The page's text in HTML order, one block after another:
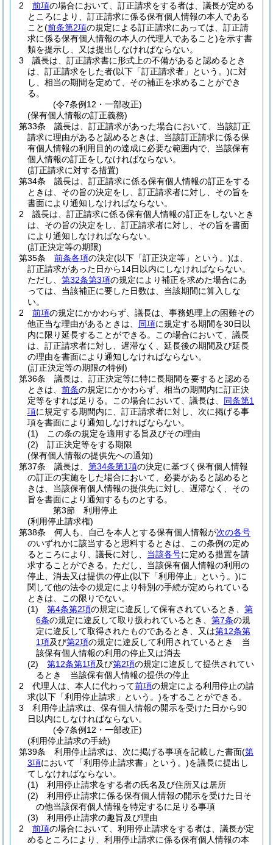
2
前項の場合において、訂正請求をする者は、議長が定める
ところにより、訂正請求に係る保有個人情報の本人である
こと(前条第2項の規定による訂正請求にあっては、訂正請
求に係る保有個人情報の本人の代理人であること)を示す書
類を提示し、又は提出しなければならない。
3
議長は、訂正請求書に形式上の不備があると認めるとき
は、訂正請求をした者(以下「訂正請求者」という。)に対
し、相当の期間を定めて、その補正を求めることができ
る。
(令7条例12・一部改正)
(保有個人情報の訂正義務)
第33条
議長は、訂正請求があった場合において、当該訂正
請求に理由があると認めるときは、当該訂正請求に係る保
有個人情報の利用目的の達成に必要な範囲内で、当該保有
個人情報の訂正をしなければならない。
(訂正請求に対する措置)
第34条
議長は、訂正請求に係る保有個人情報の訂正をする
ときは、その旨の決定をし、訂正請求者に対し、その旨を
書面により通知しなければならない。
2
議長は、訂正請求に係る保有個人情報の訂正をしないとき
は、その旨の決定をし、訂正請求者に対し、その旨を書面
により通知しなければならない。
(訂正決定等の期限)
第35条
前条各項の決定(以下「訂正決定等」という。)は、
訂正請求があった日から14日以内にしなければならない。
ただし、 第32条第3項の規定により補正を求めた場合にあ
っては、当該補正に要した日数は、当該期間に算入しな
い。
2
前項の規定にかかわらず、議長は、事務処理上の困難その
他正当な理由があるときは、 同項に規定する期間を30日以
内に限り延長することができる。
この場合において、議長
は、訂正請求者に対し、遅滞なく、延長後の期間及び延長
の理由を書面により通知しなければならない。
(訂正決定等の期限の特例)
第36条
議長は、訂正決定等に特に長期間を要すると認める
ときは、 前条の規定にかかわらず、相当の期間内に訂正決
定等をすれば足りる。
この場合において、議長は、 同条第1
項に規定する期間内に、訂正請求者に対し、次に掲げる事
項を書面により通知しなければならない。
(1)
この条の規定を適用する旨及びその理由
(2)
訂正決定等をする期限
(保有個人情報の提供先への通知)
第37条
議長は、 第34条第1項の決定に基づく保有個人情報
の訂正の実施をした場合において、必要があると認めると
きは、当該保有個人情報の提供先に対し、遅滞なく、その
旨を書面により通知するものとする。
第3節
利用停止
(利用停止請求権)
第38条
何人も、自己を本人とする保有個人情報が次の各号
のいずれかに該当すると思料するときは、この条例の定め
るところにより、議長に対し、 当該各号に定める措置を請
求することができる。 ただし、当該保有個人情報の利用の
停止、消去又は提供の停止(以下「利用停止」という。)に
関して他の法令の規定により特別の手続が定められている
ときは、この限りでない。
(1)
第4条第2項の規定に違反して保有されているとき、 第
6条の規定に違反して取り扱われているとき、 第7条の規
定に違反して取得されたものであるとき、又は第12条第
1項及び第2項の規定に違反して利用されているとき 当
該保有個人情報の利用の停止又は消去
(2)
第12条第1項及び第2項の規定に違反して提供されてい
るとき 当該保有個人情報の提供の停止
2
代理人は、本人に代わって前項の規定による利用停止の請
求(以下「利用停止請求」という。)をすることができる。
3
利用停止請求は、保有個人情報の開示を受けた日から90
日以内にしなければならない。
(令7条例12・一部改正)
(利用停止請求の手続)
第39条
利用停止請求は、次に掲げる事項を記載した書面(第
3項において「利用停止請求書」という。)を議長に提出し
てしなければならない。
(1)
利用停止請求をする者の氏名及び住所又は居所
(2)
利用停止請求に係る保有個人情報の開示を受けた日そ
の他当該保有個人情報を特定するに足りる事項
(3)
利用停止請求の趣旨及び理由
2
前項の場合において、利用停止請求をする者は、議長が定
めるところにより、利用停止請求に係る保有個人情報の本